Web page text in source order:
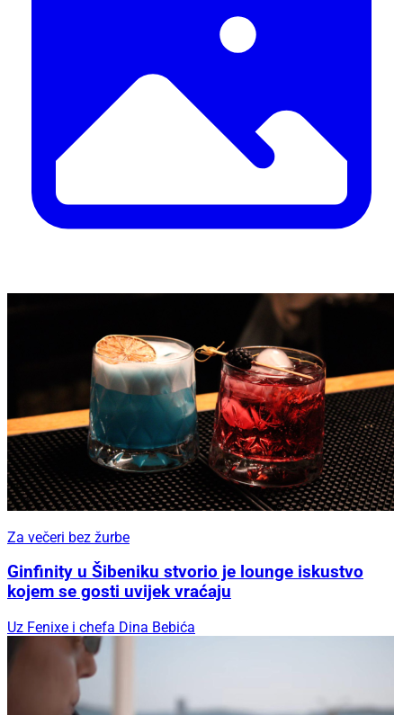
Za večeri bez žurbe
Ginfinity u Šibeniku stvorio je lounge iskustvo
kojem se gosti uvijek vraćaju
Uz Fenixe i chefa Dina Bebića